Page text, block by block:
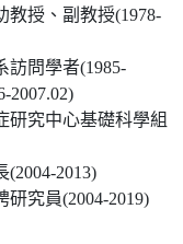
教授、副教授(1978-
訪問學者(1985-
2007.02)
研究中心基礎科學組
2013)
究員(2004-2019)